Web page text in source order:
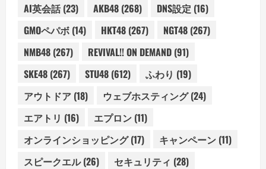
AI英会話(23) AKB48 (268) DNS設定 (16)
GMOペパボ (14) HKT48 (267) NGT48 (267)
NMB48 (267) REVIVAL!! ON DEMAND (91)
SKE48 (267) STU48 (612) ふわり (19)
アウトドア (18) ウェブホスティング(24)
エアトリ (16) エプロン (11)
オンラインショッピング(17) キャンペーン (11)
スピークエル(26) セキュリティ (28)